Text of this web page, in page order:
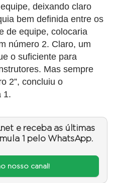
deixando claro
bem definida entre os
de equipe, colocaria
número 2. Claro, um
o suficiente para
Mas sempre
2”, concluiu o
1.
e receba as últimas
1 pelo WhatsApp.
nosso canal!